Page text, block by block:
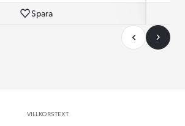
Spara
VILLKORSTEXT